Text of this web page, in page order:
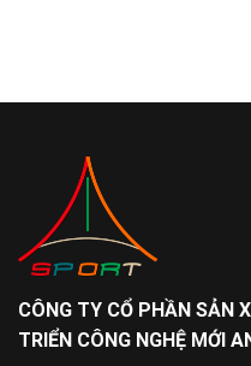
CÔNG TY CỔ PHẦN SẢN
TRIỂN CÔNG NGHỆ MỚI